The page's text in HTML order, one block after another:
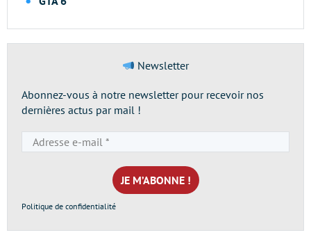
Newsletter
Abonnez-vous à notre newsletter pour recevoir nos
dernières actus par mail !
e-
mail
*
Politique de confidentialité